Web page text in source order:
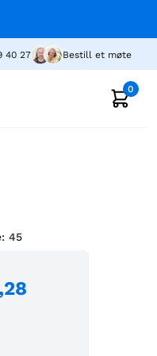
40 27 Bestill et møte
0
45